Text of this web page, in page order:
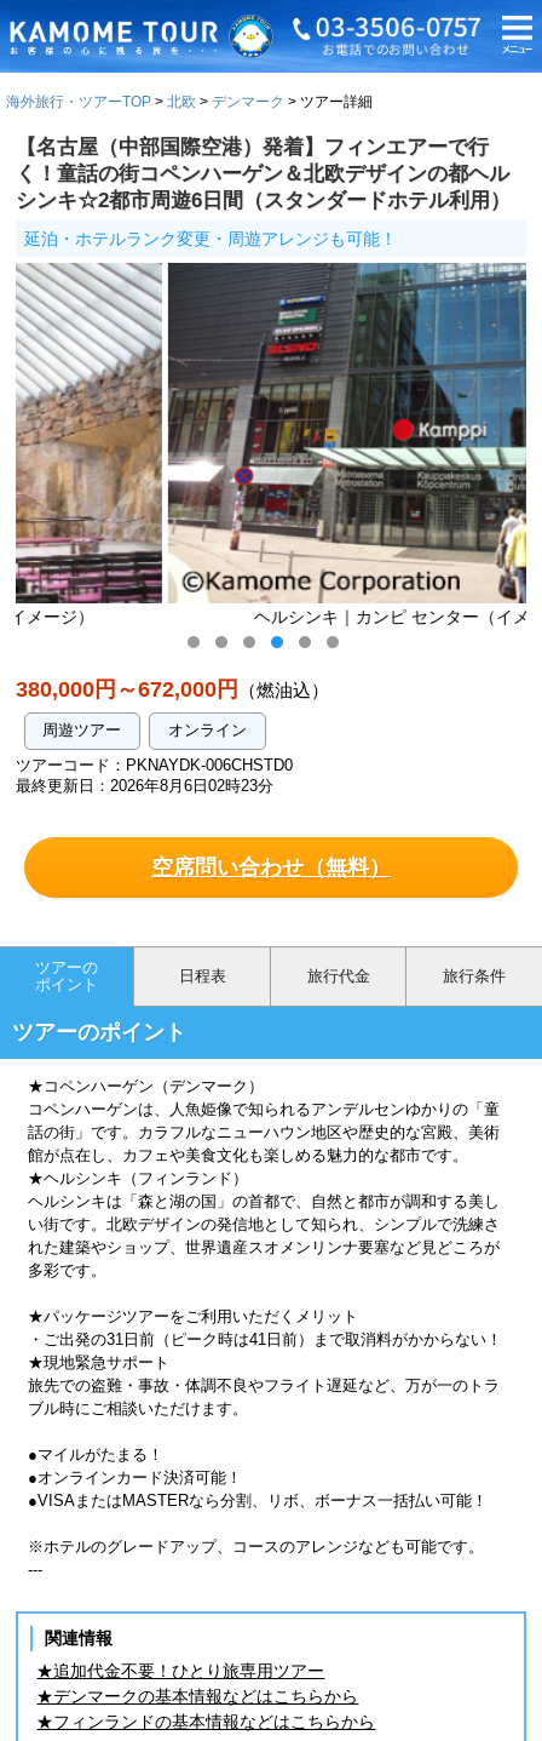
海外旅行・ツアーTOP 北欧 デンマーク ツアー詳細
【名古屋（中部国際空港）発着】フィンエアーで行
く！童話の街コペンハーゲン＆北欧デザインの都ヘル
シンキ☆2都市周遊6日間（スタンダードホテル利用）
延泊・ホテルランク変更・周遊アレンジも可能！
ヘルシンキ｜カンピ センター（イメージ）
380,000円～672,000円 （燃油込）
周遊ツアー
オンライン
ツアーコード：PKNAYDK-006CHSTD0
最終更新日：2026年8月6日02時23分
空席問い合わせ（無料）
ツアーの
ポイント
日程表 旅行代金 旅行条件
ツアーのポイント
★コペンハーゲン（デンマーク）
コペンハーゲンは、人魚姫像で知られるアンデルセンゆかりの「童
話の街」です。カラフルなニューハウン地区や歴史的な宮殿、美術
館が点在し、カフェや美食文化も楽しめる魅力的な都市です。
★ヘルシンキ（フィンランド）
ヘルシンキは「森と湖の国」の首都で、自然と都市が調和する美し
い街です。北欧デザインの発信地として知られ、シンプルで洗練さ
れた建築やショップ、世界遺産スオメンリンナ要塞など見どころが
多彩です。
★パッケージツアーをご利用いただくメリット
・ご出発の31日前（ピーク時は41日前）まで取消料がかからない！
★現地緊急サポート
旅先での盗難・事故・体調不良やフライト遅延など、万が一のトラ
ブル時にご相談いただけます。
●マイルがたまる！
●オンラインカード決済可能！
●VISAまたはMASTERなら分割、リボ、ボーナス一括払い可能！
※ホテルのグレードアップ、コースのアレンジなども可能です。
---
関連情報
★追加代金不要！ひとり旅専用ツアー
★デンマークの基本情報などはこちらから
★フィンランドの基本情報などはこちらから